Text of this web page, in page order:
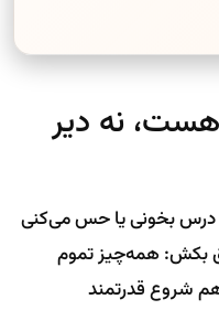
نه دیر
درس بخونی یا حس می‌کنی
بکش: همه‌چیز تموم
شروع قدرتمند